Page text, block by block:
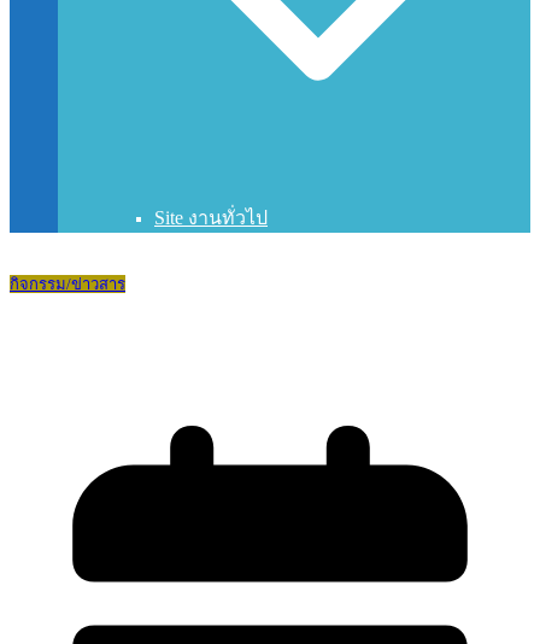
Site งานทั่วไป
กิจกรรม/ข่าวสาร